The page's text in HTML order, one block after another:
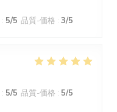
: 5/5 品質-価格 : 3/5
: 5/5 品質-価格 : 5/5